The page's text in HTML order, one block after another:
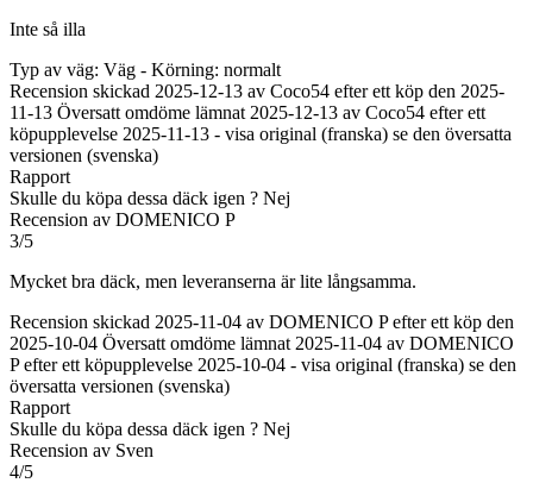
Inte så illa
Typ av väg: Väg - Körning: normalt
Recension skickad 2025-12-13 av Coco54 efter ett köp den 2025-
11-13 Översatt omdöme lämnat 2025-12-13 av Coco54 efter ett
köpupplevelse 2025-11-13 - visa original (franska) se den översatta
versionen (svenska)
Rapport
Skulle du köpa dessa däck igen ? Nej
Recension av DOMENICO P
3/5
Mycket bra däck, men leveranserna är lite långsamma.
Recension skickad 2025-11-04 av DOMENICO P efter ett köp den
2025-10-04 Översatt omdöme lämnat 2025-11-04 av DOMENICO
P efter ett köpupplevelse 2025-10-04 - visa original (franska) se den
översatta versionen (svenska)
Rapport
Skulle du köpa dessa däck igen ? Nej
Recension av Sven
4/5